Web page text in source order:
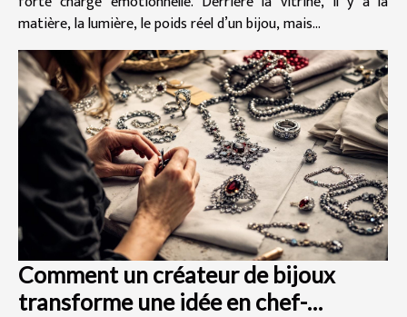
matière, la lumière, le poids réel d’un bijou, mais...
Comment un créateur de bijoux
transforme une idée en chef-